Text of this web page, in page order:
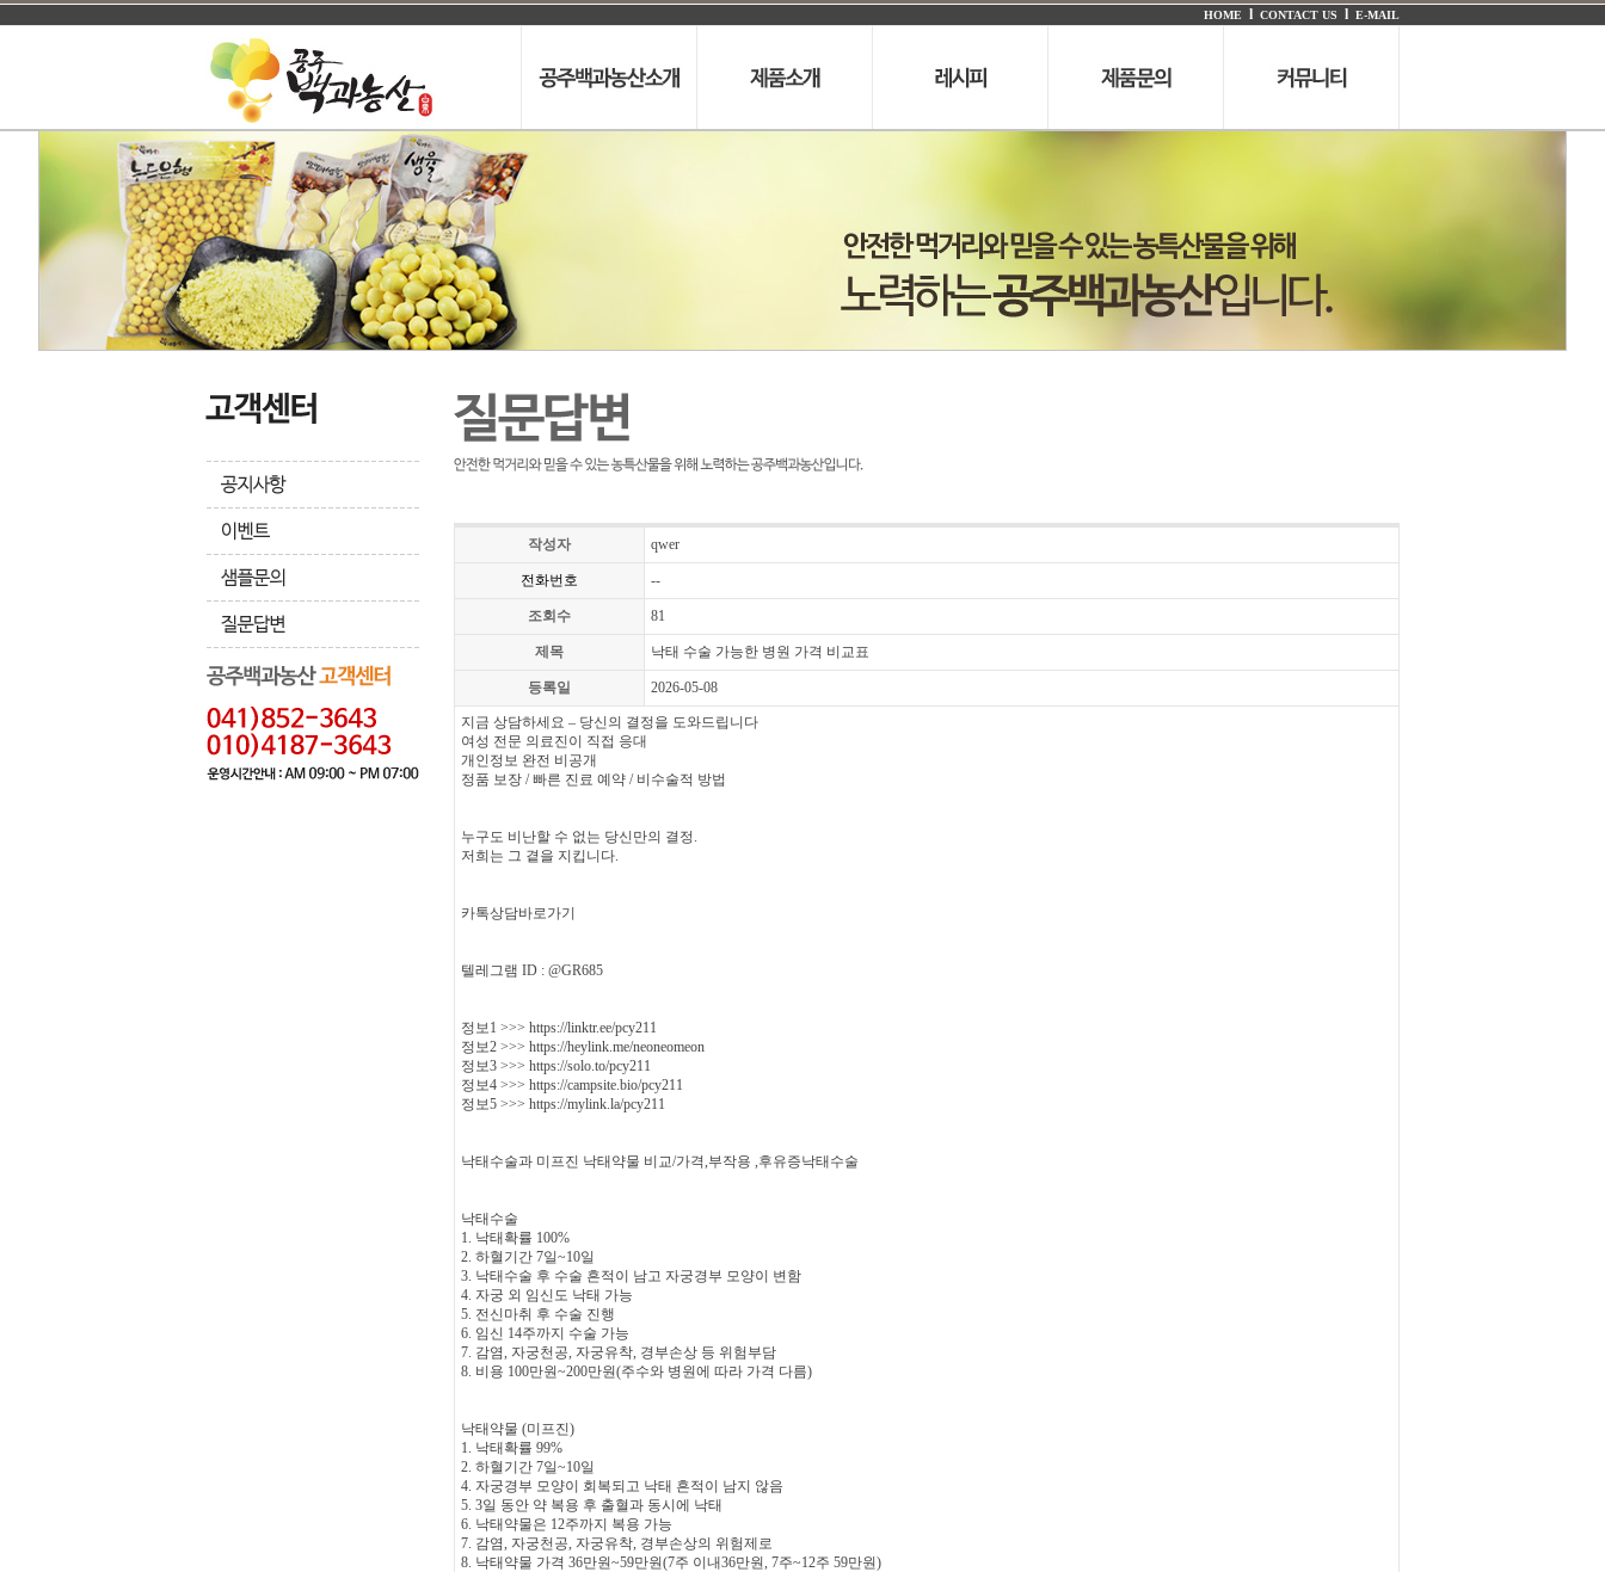
HOME l CONTACT US l E-MAIL
샘플문의
질문답변
작성자 qwer
전화번호 --
조회수 81
제목 낙태 수술 가능한 병원 가격 비교표
등록일 2026-05-08
지금 상담하세요 – 당신의 결정을 도와드립니다
여성 전문 의료진이 직접 응대
개인정보 완전 비공개
정품 보장 / 빠른 진료 예약 / 비수술적 방법
누구도 비난할 수 없는 당신만의 결정.
저희는 그 곁을 지킵니다.
카톡상담바로가기
텔레그램 ID : @GR685
정보1 >>> https://linktr.ee/pcy211
정보2 >>> https://heylink.me/neoneomeon
정보3 >>> https://solo.to/pcy211
정보4 >>> https://campsite.bio/pcy211
정보5 >>> https://mylink.la/pcy211
낙태수술과 미프진 낙태약물 비교/가격,부작용 ,후유증낙태수술
낙태수술
1. 낙태확률 100%
2. 하혈기간 7일~10일
3. 낙태수술 후 수술 흔적이 남고 자궁경부 모양이 변함
4. 자궁 외 임신도 낙태 가능
5. 전신마취 후 수술 진행
6. 임신 14주까지 수술 가능
7. 감염, 자궁천공, 자궁유착, 경부손상 등 위험부담
8. 비용 100만원~200만원(주수와 병원에 따라 가격 다름)
낙태약물 (미프진)
1. 낙태확률 99%
2. 하혈기간 7일~10일
4. 자궁경부 모양이 회복되고 낙태 흔적이 남지 않음
5. 3일 동안 약 복용 후 출혈과 동시에 낙태
6. 낙태약물은 12주까지 복용 가능
7. 감염, 자궁천공, 자궁유착, 경부손상의 위험제로
8. 낙태약물 가격 36만원~59만원(7주 이내36만원, 7주~12주 59만원)